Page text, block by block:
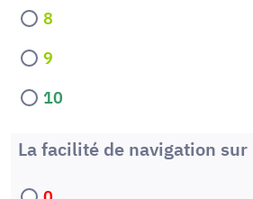
8
9
10
La facilité de navigation